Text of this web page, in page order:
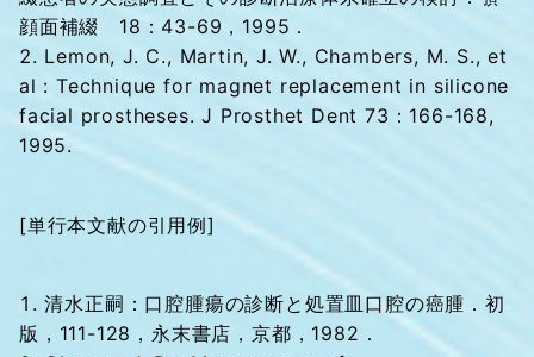
顔面補綴 18：43-69，1995．
Lemon, J. C., Martin, J. W., Chambers, M. S., et
al : Technique for magnet replacement in silicone
facial prostheses. J Prosthet Dent 73：166-168,
1995.
[単行本文献の引用例]
清水正嗣：口腔腫瘍の診断と処置皿口腔の癌腫．初
版，111-128，永末書店，京都，1982．